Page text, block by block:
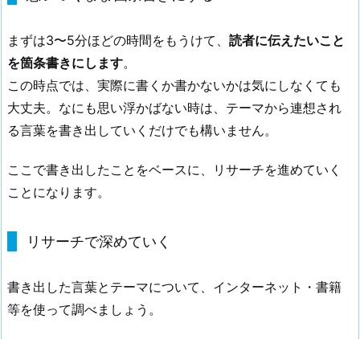
ー
ツ
を
並
べ
3.
ま
め
まずは3〜5分ほどの時間をもうけて、 読者に伝えたいこと
を箇条書きにします。
この時点では、実際に書くか書かないかは気にしなくても
大丈夫。なにも思い浮かばない時は、テーマから連想され
る言葉を書き出していくだけでも構いません。
ここで書き出したことをベースに、リサーチを進めていく
ことになります。
リサーチで深めていく
書き出した言葉とテーマについて、インターネット・書籍
等を使って調べましょう。